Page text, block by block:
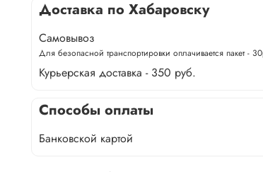
Доставка по Хабаровску
Самовывоз
Для безопасной транспортировки оплачивается пакет -
Курьерская доставка - 350 руб.
Способы оплаты
Банковской картой